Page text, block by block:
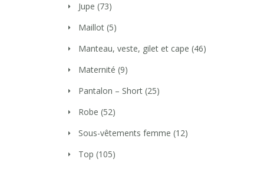
Jupe (73)
Maillot (5)
Manteau, veste, gilet et cape (46)
Maternité (9)
Pantalon – Short (25)
Robe (52)
Sous-vêtements femme (12)
Top (105)